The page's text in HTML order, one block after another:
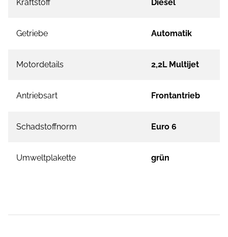
Kraftstoff Diesel
Getriebe Automatik
Motordetails 2,2L Multijet
Antriebsart Frontantrieb
Schadstoffnorm Euro 6
Umweltplakette grün